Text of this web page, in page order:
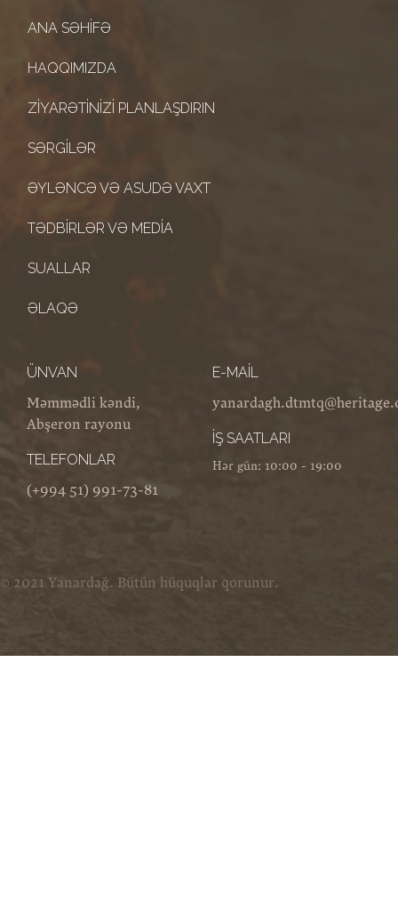
ANA SƏHIFƏ
HAQQIMIZDA
ZIYARƏTINIZI PLANLAŞDIRIN
SƏRGILƏR
ƏYLƏNCƏ VƏ ASUDƏ VAXT
TƏDBIRLƏR VƏ MEDIA
SUALLAR
ƏLAQƏ
ÜNVAN
Məmmədli kəndi,
Abşeron rayonu
TELEFONLAR
(+994 51) 991-73-81
E-MAIL
İŞ SAATLARI
Hər gün: 10:00 - 19:00
© 2021 Yanardağ. Bütün hüquqlar qorunur.